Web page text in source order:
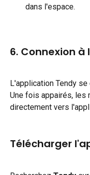
dans l'espace.
6. Connexion
L'application Tendy
Une fois appairés, les
directement vers
Télécharger